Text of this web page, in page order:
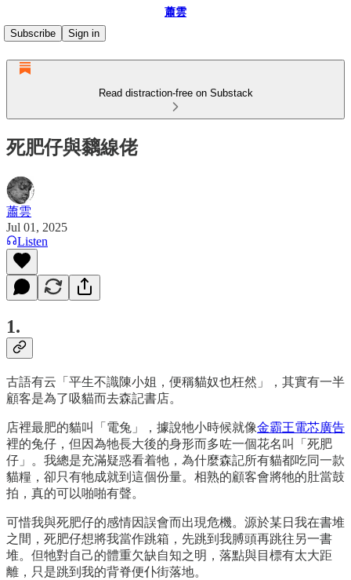
蕭雲
Subscribe
Sign in
Read distraction-free on Substack
死肥仔與黐線佬
蕭雲
Jul 01, 2025
Listen
1.
古語有云「平生不識陳小姐，便稱貓奴也枉然」，其實有一半
顧客是為了吸貓而去森記書店。
店裡最肥的貓叫「電兔」，據說牠小時候就像金霸王電芯廣告
裡的兔仔，但因為牠長大後的身形而多咗一個花名叫「死肥
仔」。我總是充滿疑惑看着牠，為什麼森記所有貓都吃同一款
貓糧，卻只有牠成就到這個份量。相熟的顧客會將牠的肚當鼓
拍，真的可以啪啪有聲。
可惜我與死肥仔的感情因誤會而出現危機。源於某日我在書堆
之間，死肥仔想將我當作跳箱，先跳到我膊頭再跳往另一書
堆。但牠對自己的體重欠缺自知之明，落點與目標有太大距
離，只是跳到我的背脊便仆街落地。